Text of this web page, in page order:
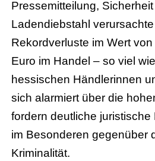
Pressemitteilung,
Ladendiebstahl
Rekordverluste im Wert
Euro im Handel – so viel
hessischen Händlerinnen
sich alarmiert über die
fordern deutliche
im Besonderen gegenüber
Kriminalität.